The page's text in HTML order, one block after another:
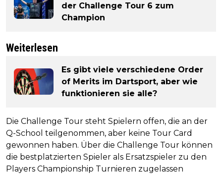
der Challenge Tour 6 zum
Champion
Weiterlesen
Es gibt viele verschiedene Order
of Merits im Dartsport, aber wie
funktionieren sie alle?
Die Challenge Tour steht Spielern offen, die an der
Q-School teilgenommen, aber keine Tour Card
gewonnen haben. Über die Challenge Tour können
die bestplatzierten Spieler als Ersatzspieler zu den
Players Championship Turnieren zugelassen